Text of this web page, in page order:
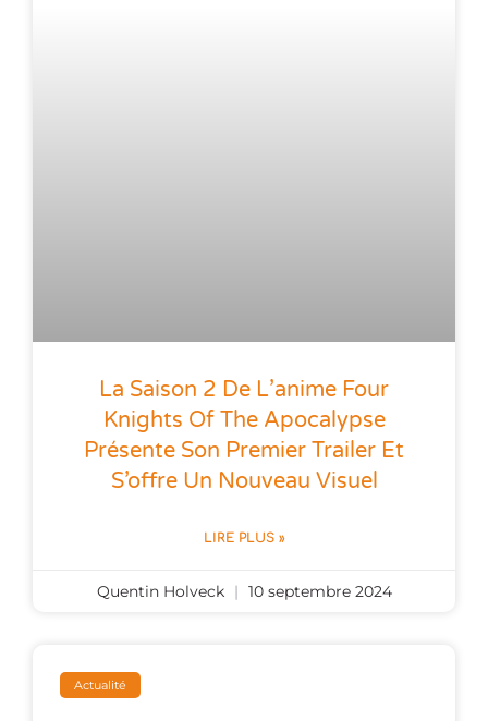
La Saison 2 De L’anime Four
Knights Of The Apocalypse
Présente Son Premier Trailer Et
S’offre Un Nouveau Visuel
LIRE PLUS »
Quentin Holveck 10 septembre 2024
Actualité